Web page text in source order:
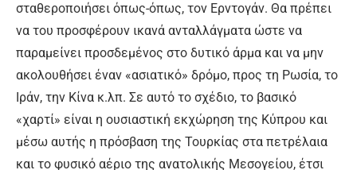
σταθεροποιήσει όπως-όπως, τον Ερντογάν. Θα πρέπει
να του προσφέρουν ικανά ανταλλάγματα ώστε να
παραμείνει προσδεμένος στο δυτικό άρμα και να μην
ακολουθήσει έναν «ασιατικό» δρόμο, προς τη Ρωσία, το
Ιράν, την Κίνα κ.λπ. Σε αυτό το σχέδιο, το βασικό
«χαρτί» είναι η ουσιαστική εκχώρηση της Κύπρου και
μέσω αυτής η πρόσβαση της Τουρκίας στα πετρέλαια
και το φυσικό αέριο της ανατολικής Μεσογείου, έτσι